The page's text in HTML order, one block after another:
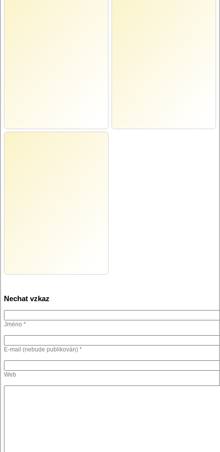
Nechat vzkaz
Jméno *
E-mail (nebude publikován) *
Web